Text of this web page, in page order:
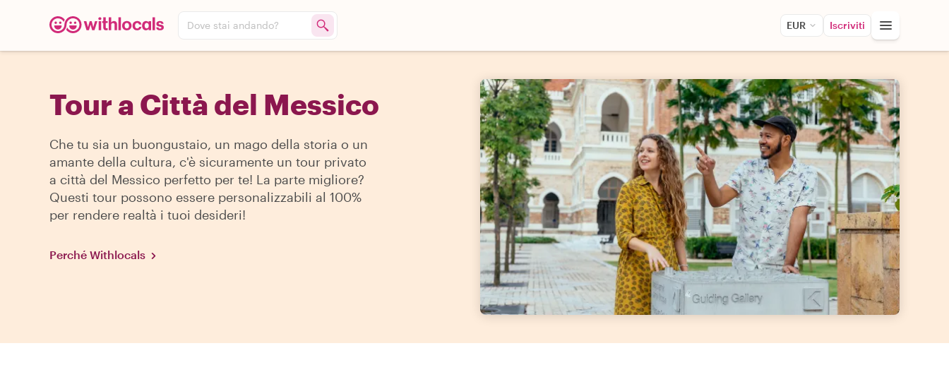
Dove stai andando? EUR Iscriviti
Tour a Città del Messico
Che tu sia un buongustaio, un mago della storia o un
amante della cultura, c'è sicuramente un tour privato
a città del Messico perfetto per te! La parte migliore?
Questi tour possono essere personalizzabili al 100%
per rendere realtà i tuoi desideri!
Perché Withlocals